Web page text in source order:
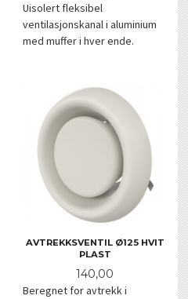
Uisolert fleksibel
ventilasjonskanal i aluminium
med muffer i hver ende.
AVTREKKSVENTIL Ø125 HVIT
PLAST
Pris
140,00
Beregnet for avtrekk i